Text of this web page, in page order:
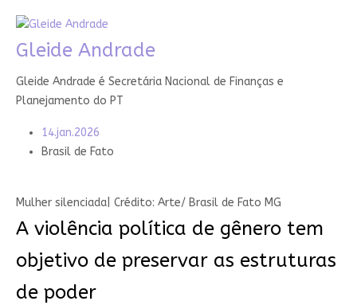
Gleide Andrade
Gleide Andrade é Secretária Nacional de Finanças e
Planejamento do PT
14.jan.2026
Brasil de Fato
Mulher silenciada| Crédito: Arte/ Brasil de Fato MG
A violência política de gênero tem
objetivo de preservar as estruturas
de poder